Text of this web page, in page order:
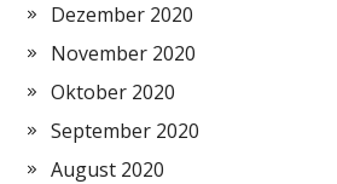
Dezember 2020
November 2020
Oktober 2020
September 2020
August 2020